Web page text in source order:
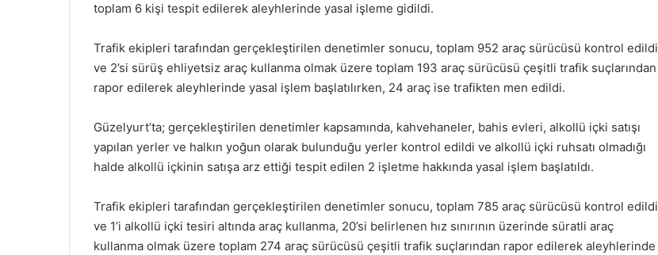
toplam 6 kişi tespit edilerek aleyhlerinde yasal işleme gidildi.
Trafik ekipleri tarafından gerçekleştirilen denetimler sonucu, toplam 952 araç sürücüsü kontrol edildi
ve 2’si sürüş ehliyetsiz araç kullanma olmak üzere toplam 193 araç sürücüsü çeşitli trafik suçlarından
rapor edilerek aleyhlerinde yasal işlem başlatılırken, 24 araç ise trafikten men edildi.
Güzelyurt’ta; gerçekleştirilen denetimler kapsamında, kahvehaneler, bahis evleri, alkollü içki satışı
yapılan yerler ve halkın yoğun olarak bulunduğu yerler kontrol edildi ve alkollü içki ruhsatı olmadığı
halde alkollü içkinin satışa arz ettiği tespit edilen 2 işletme hakkında yasal işlem başlatıldı.
Trafik ekipleri tarafından gerçekleştirilen denetimler sonucu, toplam 785 araç sürücüsü kontrol edildi
ve 1’i alkollü içki tesiri altında araç kullanma, 20’si belirlenen hız sınırının üzerinde süratli araç
kullanma olmak üzere toplam 274 araç sürücüsü çeşitli trafik suçlarından rapor edilerek aleyhlerinde